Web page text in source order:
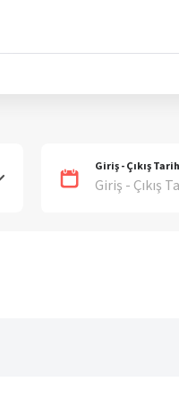
Giriş - Çıkış
Giriş - Çıkış